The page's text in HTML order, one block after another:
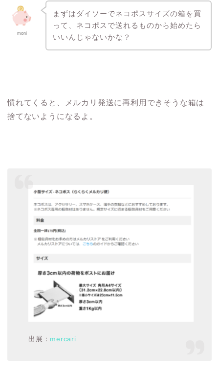
moni
まずはダイソーでネコポスサイズの箱を買
って、ネコポスで送れるものから始めたら
いいんじゃないかな？
慣れてくると、メルカリ発送に再利用できそうな箱は
捨てないようになるよ。
出展： mercari